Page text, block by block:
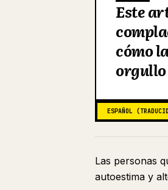
Este
cómo
ESPAÑOL
Las personas
autoestima y